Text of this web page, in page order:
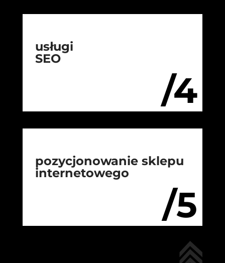
/4
usługi
SEO
/5
pozycjonowanie sklepu
internetowego